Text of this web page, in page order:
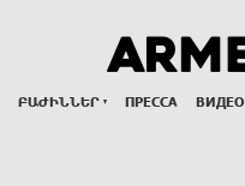
ԲԱԺԻՆՆԵՐ ПРЕССА ВИДЕО